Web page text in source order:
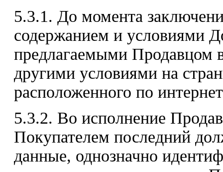
5.3.1. До момента
содержанием и условиями
предлагаемыми Продавцом
другими условиями на
расположенного по
5.3.2. Во исполнение
Покупателем последний
данные, однозначно